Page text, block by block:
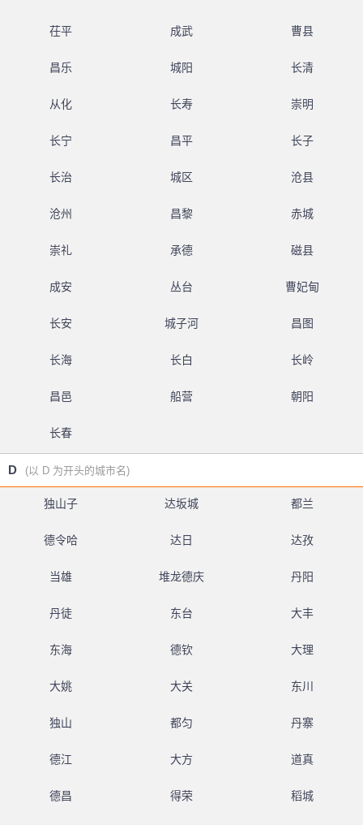
茌平 成武 曹县
昌乐 城阳 长清
从化 长寿 崇明
长宁 昌平 长子
长治 城区 沧县
沧州 昌黎 赤城
崇礼 承德 磁县
成安 丛台 曹妃甸
长安 城子河 昌图
长海 长白 长岭
昌邑 船营 朝阳
长春
D (以 D 为开头的城市名)
独山子 达坂城 都兰
德令哈 达日 达孜
当雄 堆龙德庆 丹阳
丹徒 东台 大丰
东海 德钦 大理
大姚 大关 东川
独山 都匀 丹寨
德江 大方 道真
德昌 得荣 稻城